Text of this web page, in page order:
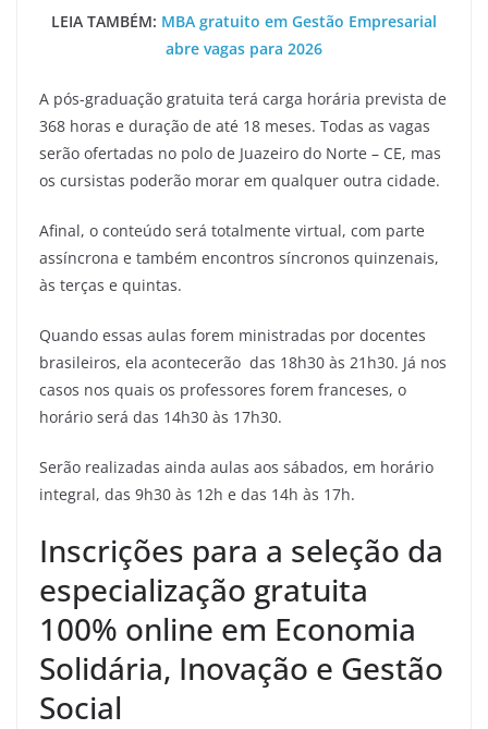
LEIA TAMBÉM: MBA gratuito em Gestão Empresarial
abre vagas para 2026
A pós-graduação gratuita terá carga horária prevista de
368 horas e duração de até 18 meses. Todas as vagas
serão ofertadas no polo de Juazeiro do Norte – CE, mas
os cursistas poderão morar em qualquer outra cidade.
Afinal, o conteúdo será totalmente virtual, com parte
assíncrona e também encontros síncronos quinzenais,
às terças e quintas.
Quando essas aulas forem ministradas por docentes
brasileiros, ela acontecerão das 18h30 às 21h30. Já nos
casos nos quais os professores forem franceses, o
horário será das 14h30 às 17h30.
Serão realizadas ainda aulas aos sábados, em horário
integral, das 9h30 às 12h e das 14h às 17h.
Inscrições para a seleção da
especialização gratuita
100% online em Economia
Solidária, Inovação e Gestão
Social